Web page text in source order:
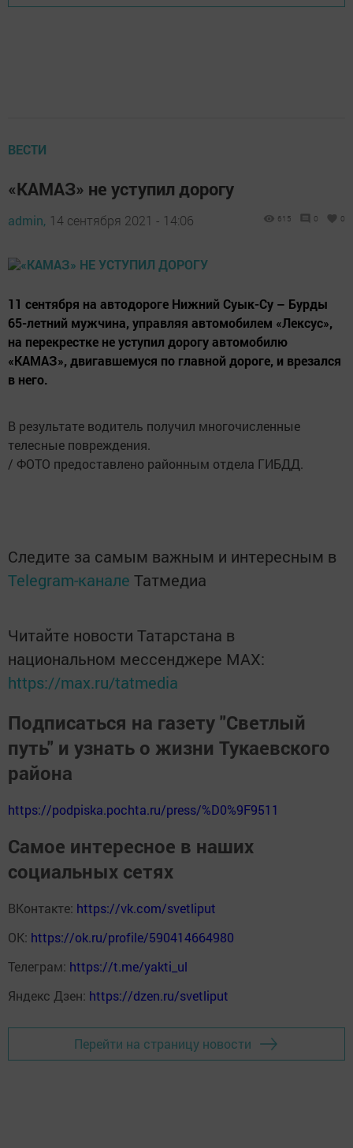
ВЕСТИ
«КАМАЗ» не уступил дорогу
admin, 14 сентября 2021 - 14:06 615 0 0
11 сентября на автодороге Нижний Суык-Су – Бурды
65-летний мужчина, управляя автомобилем «Лексус»,
на перекрестке не уступил дорогу автомобилю
«КАМАЗ», двигавшемуся по главной дороге, и врезался
в него.
В результате водитель получил многочисленные
телесные повреждения.
/ ФОТО предоставлено районным отдела ГИБДД.
Следите за самым важным и интересным в
Telegram-канале Татмедиа
Читайте новости Татарстана в
национальном мессенджере MАХ:
https://max.ru/tatmedia
Подписаться на газету "Светлый
путь" и узнать о жизни Тукаевского
района
https://podpiska.pochta.ru/press/%D0%9F9511
Самое интересное в наших
социальных сетях
ВКонтакте: https://vk.com/svetliput
ОК: https://ok.ru/profile/590414664980
Телеграм: https://t.me/yakti_ul
Яндекс Дзен: https://dzen.ru/svetliput
Перейти на страницу новости